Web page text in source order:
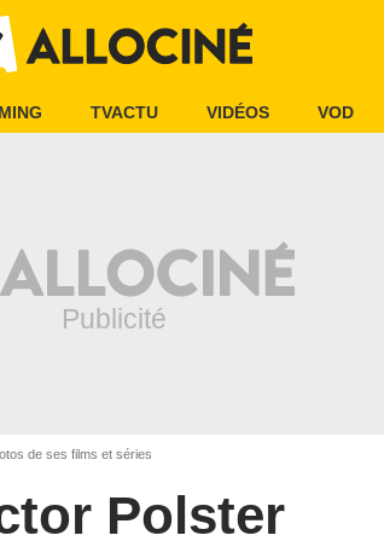
TVACTU VIDÉOS VOD
de ses films et séries
Polster